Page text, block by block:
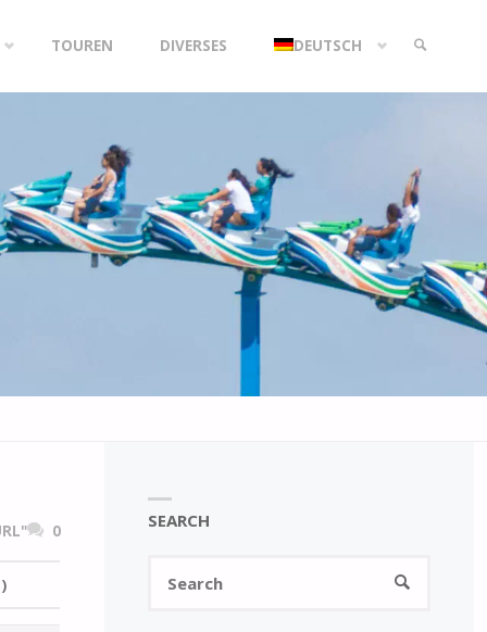
TOUREN DIVERSES DEUTSCH
0
SEARCH
SEARCH